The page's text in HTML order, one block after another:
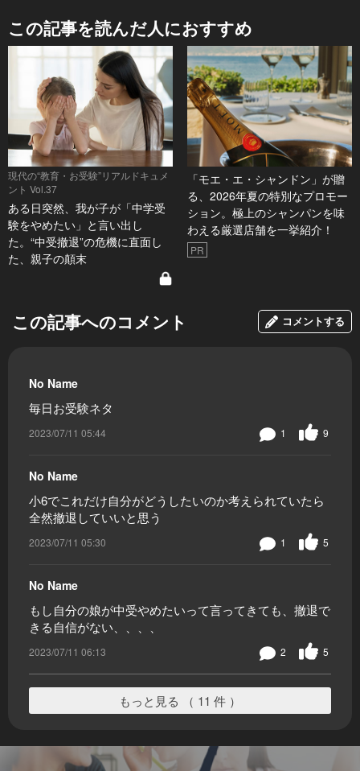
この記事を読んだ人におすすめ
現代の“教育・お受験”リアルドキュメ
ント Vol.37
ある日突然、我が子が「中学受
験をやめたい」と言い出し
た。“中受撤退”の危機に直面し
た、親子の顛末
「モエ・エ・シャンドン」が贈
る、2026年夏の特別なプロモー
ション。極上のシャンパンを味
わえる厳選店舗を一挙紹介！
PR
この記事へのコメント コメントする
No Name
毎日お受験ネタ
2023/07/11 05:44 9
1
No Name
小6でこれだけ自分がどうしたいのか考えられていたら
全然撤退していいと思う
2023/07/11 05:30 5
1
No Name
もし自分の娘が中受やめたいって言ってきても、撤退で
きる自信がない、、、、
2023/07/11 06:13 5
2
もっと見る （ 11 件 ）